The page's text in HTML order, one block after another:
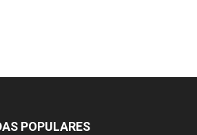
POPULARES